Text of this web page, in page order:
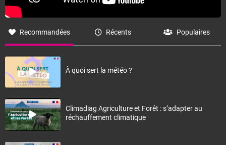
Recommandées Récents Populaires
À quoi sert la météo ?
Climadiag Agriculture et Forêt : s’adapter au
réchauffement climatique